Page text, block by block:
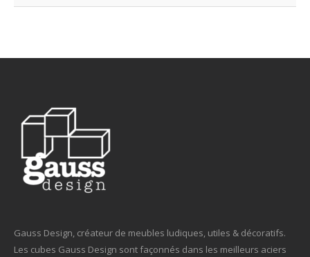
Gauss Design, créateur de meubles ludiques, utiles & décoratifs.
Les cubes Gauss Design sont façonnés dans les meilleurs aciers